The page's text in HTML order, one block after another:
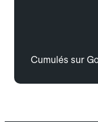
Cumulés sur